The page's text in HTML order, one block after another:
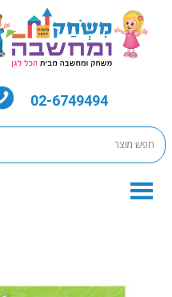
02-6749494